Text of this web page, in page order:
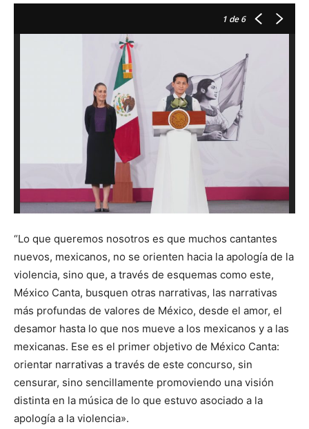
1 de 6
“Lo que queremos nosotros es que muchos cantantes
nuevos, mexicanos, no se orienten hacia la apología de la
violencia, sino que, a través de esquemas como este,
México Canta, busquen otras narrativas, las narrativas
más profundas de valores de México, desde el amor, el
desamor hasta lo que nos mueve a los mexicanos y a las
mexicanas. Ese es el primer objetivo de México Canta:
orientar narrativas a través de este concurso, sin
censurar, sino sencillamente promoviendo una visión
distinta en la música de lo que estuvo asociado a la
apología a la violencia».